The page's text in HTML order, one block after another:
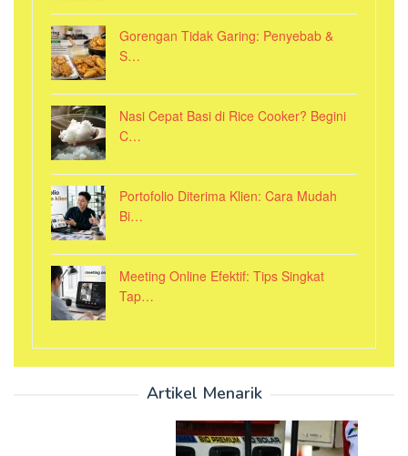
Gorengan Tidak Garing: Penyebab &
S…
Nasi Cepat Basi di Rice Cooker? Begini
C…
Portofolio Diterima Klien: Cara Mudah
Bi…
Meeting Online Efektif: Tips Singkat
Tap…
Artikel Menarik